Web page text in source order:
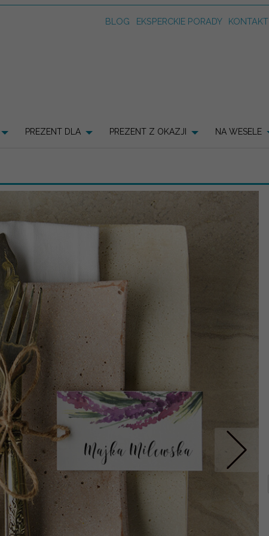
BLOG EKSPERCKIE PORADY KONTAKT
PREZENT DLA PREZENT Z OKAZJI NA WESELE
Nastepne